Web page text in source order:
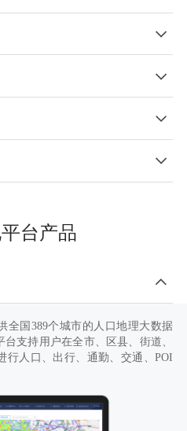
人口规模；另一方面，通过结合
。
人口的流动数据以及跨城活动OD
对区域联系中人群到访目的的进一
衡量本地职住通勤压力；支持精
时耗，更好地识别城市职住关系中
计功能，能够基于街景图片识别
台产品
全国389个城市的人口地理大数据
支持用户在全市、区县、街道、
行人口、出行、通勤、交通、POI